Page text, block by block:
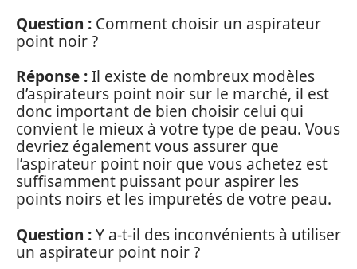
Question : Comment choisir un aspirateur
point noir ?
Réponse :Il existe de nombreux modèles
d’aspirateurs point noir sur le marché, il est
donc important de bien choisir celui qui
convient le mieux à votre type de peau. Vous
devriez également vous assurer que
l’aspirateur point noir que vous achetez est
suffisamment puissant pour aspirer les
points noirs et les impuretés de votre peau.
Question :Y a-t-il des inconvénients à utiliser
un aspirateur point noir ?